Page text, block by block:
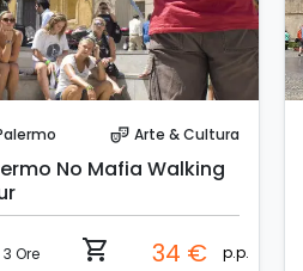
theater_comedy Arte & Cultura
No Mafia Walking
3 Ore shopping_cart 34 € p.p.